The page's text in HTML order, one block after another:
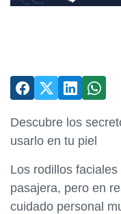
Descubre los
usarlo en tu piel
Los rodillos
pasajera, pero en
cuidado personal